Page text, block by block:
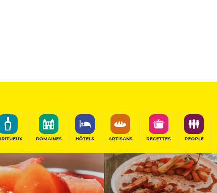
DOMAINES HÔTELS ARTISANS RECETTES PEOPLE